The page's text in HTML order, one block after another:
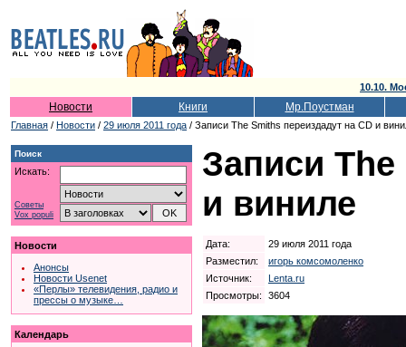
10.10.
Новости Книги Мр.Поустман
Главная / Новости / 29 июля 2011 года / Записи The Smiths переиздадут на CD и
Поиск
Искать:
Советы
Vox populi
Новости
Анонсы
Новости Usenet
«Перлы» телевидения, радио и
прессы о музыке…
Календарь
Записи
и виниле
Дата:
29 июля 2011 года
Разместил:
игорь комсомоленко
Источник:
Lenta.ru
Просмотры:
3604